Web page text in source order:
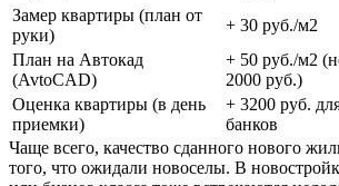
Замер квартиры (план от
руки)
+ 30 руб./м2
План на Автокад
(AvtoCAD)
+ 50 руб./м2
2000 руб.)
Оценка квартиры (в день
приемки)
+ 3200 руб.
банков
Чаще всего, качество сданного нового
того, что ожидали новоселы. В